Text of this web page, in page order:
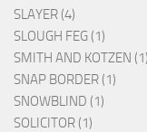
SLAYER (4)
SLOUGH FEG (1)
SMITH AND KOTZEN (1)
SNAP BORDER (1)
SNOWBLIND (1)
SOLICITOR (1)